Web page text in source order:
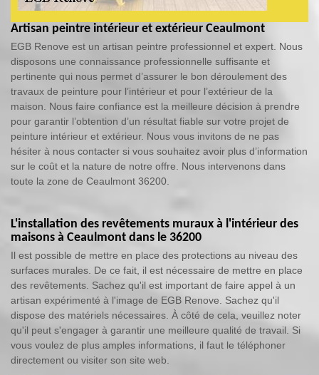
Artisan peintre intérieur et extérieur Ceaulmont
EGB Renove est un artisan peintre professionnel et expert. Nous
disposons une connaissance professionnelle suffisante et
pertinente qui nous permet d’assurer le bon déroulement des
travaux de peinture pour l’intérieur et pour l’extérieur de la
maison. Nous faire confiance est la meilleure décision à prendre
pour garantir l’obtention d’un résultat fiable sur votre projet de
peinture intérieur et extérieur. Nous vous invitons de ne pas
hésiter à nous contacter si vous souhaitez avoir plus d’information
sur le coût et la nature de notre offre. Nous intervenons dans
toute la zone de Ceaulmont 36200.
L'installation des revêtements muraux à l'intérieur des
maisons à Ceaulmont dans le 36200
Il est possible de mettre en place des protections au niveau des
surfaces murales. De ce fait, il est nécessaire de mettre en place
des revêtements. Sachez qu'il est important de faire appel à un
artisan expérimenté à l'image de EGB Renove. Sachez qu'il
dispose des matériels nécessaires. À côté de cela, veuillez noter
qu'il peut s'engager à garantir une meilleure qualité de travail. Si
vous voulez de plus amples informations, il faut le téléphoner
directement ou visiter son site web.